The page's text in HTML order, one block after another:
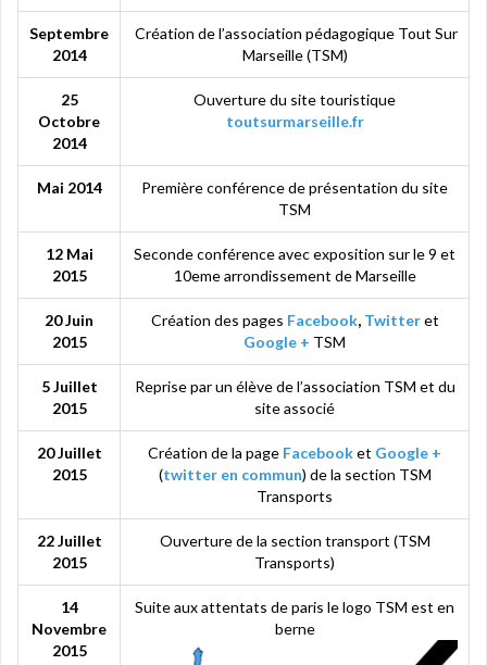
Septembre
2014
Création de l’association pédagogique Tout Sur
Marseille (TSM)
25
Octobre
2014
Ouverture du site touristique
toutsurmarseille.fr
Mai 2014
Première conférence de présentation du site
TSM
12 Mai
2015
Seconde conférence avec exposition sur le 9 et
10eme arrondissement de Marseille
20 Juin
2015
Création des pages Facebook, Twitteret
Google + TSM
5 Juillet
2015
Reprise par un élève de l’association TSM et du
site associé
20 Juillet
2015
Création de la page Facebooket Google +
(twitter en commun) de la section TSM
Transports
22 Juillet
2015
Ouverture de la section transport (TSM
Transports)
14
Novembre
2015
Suite aux attentats de paris le logo TSM est en
berne